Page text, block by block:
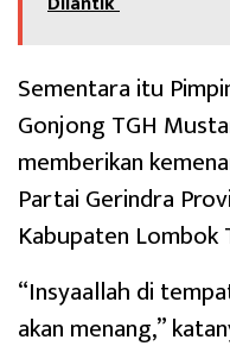
Sementara itu
Gonjong TGH
memberikan
Partai Gerindra
Kabupaten Lombok
“Insyaallah di
akan menang,”